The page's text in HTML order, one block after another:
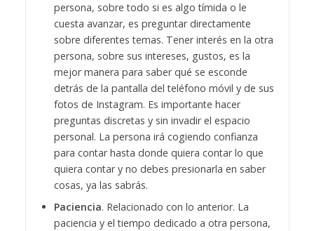
persona, sobre todo si es algo tímida o le
cuesta avanzar, es preguntar directamente
sobre diferentes temas. Tener interés en la otra
persona, sobre sus intereses, gustos, es la
mejor manera para saber qué se esconde
detrás de la pantalla del teléfono móvil y de sus
fotos de Instagram. Es importante hacer
preguntas discretas y sin invadir el espacio
personal. La persona irá cogiendo confianza
para contar hasta donde quiera contar lo que
quiera contar y no debes presionarla en saber
cosas, ya las sabrás.
Paciencia. Relacionado con lo anterior. La
paciencia y el tiempo dedicado a otra persona,